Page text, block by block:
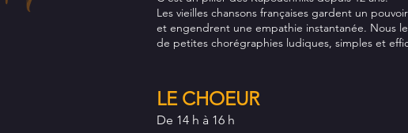
Les vieilles chansons françaises gardent un
et engendrent une empathie instantanée. Nous
de petites chorégraphies ludiques, simples et
LE CHOEUR
De 14 h à 16 h